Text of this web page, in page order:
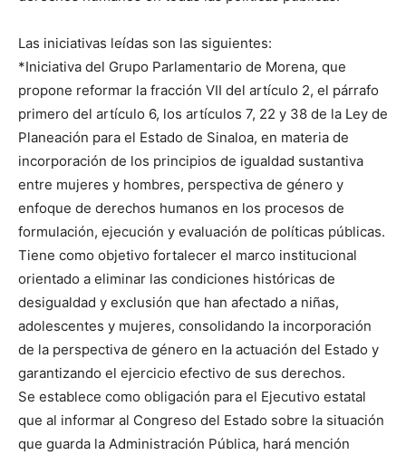
Las iniciativas leídas son las siguientes:
*Iniciativa del Grupo Parlamentario de Morena, que
propone reformar la fracción VII del artículo 2, el párrafo
primero del artículo 6, los artículos 7, 22 y 38 de la Ley de
Planeación para el Estado de Sinaloa, en materia de
incorporación de los principios de igualdad sustantiva
entre mujeres y hombres, perspectiva de género y
enfoque de derechos humanos en los procesos de
formulación, ejecución y evaluación de políticas públicas.
Tiene como objetivo fortalecer el marco institucional
orientado a eliminar las condiciones históricas de
desigualdad y exclusión que han afectado a niñas,
adolescentes y mujeres, consolidando la incorporación
de la perspectiva de género en la actuación del Estado y
garantizando el ejercicio efectivo de sus derechos.
Se establece como obligación para el Ejecutivo estatal
que al informar al Congreso del Estado sobre la situación
que guarda la Administración Pública, hará mención